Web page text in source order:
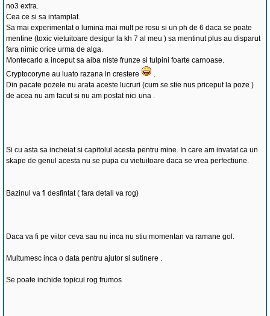
no3 extra.
Cea ce si sa intamplat.
Sa mai experimentat o lumina mai mult pe rosu si un ph de 6 daca se poate
mentine (toxic vietuitoare desigur la kh 7 al meu ) sa mentinut plus au disparut
fara nimic orice urma de alga.
Montecarlo a inceput sa aiba niste frunze si tulpini foarte carnoase.
Cryptocoryne au luato razana in crestere
.
Din pacate pozele nu arata aceste lucruri (cum se stie nus priceput la poze )
de acea nu am facut si nu am postat nici una .
Si cu asta sa incheiat si capitolul acesta pentru mine. In care am invatat ca un
skape de genul acesta nu se pupa cu vietuitoare daca se vrea perfectiune.
Bazinul va fi desfintat ( fara detali va rog)
Daca va fi pe viitor ceva sau nu inca nu stiu momentan va ramane gol.
Multumesc inca o data pentru ajutor si sutinere .
Se poate inchide topicul rog frumos